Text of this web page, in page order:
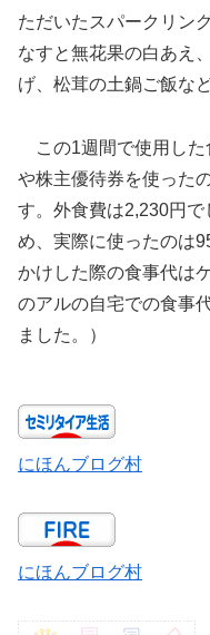
ただいたスパークリン
なすと無花果の白あえ
げ、松茸の土鍋ご飯な
この1週間で使用した
や株主優待券を使った
す。外食費は2,230円
め、実際に使ったのは
かけした際の食事代は
のアルの自宅での食事
ました。）
にほんブログ村
にほんブログ村